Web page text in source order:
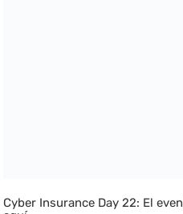
Cyber Insurance Day 22: El